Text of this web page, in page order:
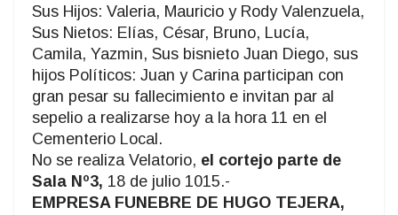
Sus Hijos: Valeria, Mauricio y Rody Valenzuela,
Sus Nietos: Elías, César, Bruno, Lucía,
Camila, Yazmin, Sus bisnieto Juan Diego, sus
hijos Políticos: Juan y Carina participan con
gran pesar su fallecimiento e invitan par al
sepelio a realizarse hoy a la hora 11 en el
Cementerio Local.
No se realiza Velatorio, el cortejo parte de
Sala Nº3, 18 de julio 1015.-
EMPRESA FUNEBRE DE HUGO TEJERA,